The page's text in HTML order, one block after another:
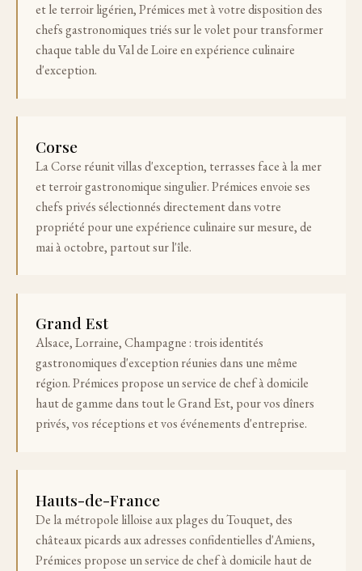
et le terroir ligérien, Prémices met à votre disposition des
chefs gastronomiques triés sur le volet pour transformer
chaque table du Val de Loire en expérience culinaire
d'exception.
Corse
La Corse réunit villas d'exception, terrasses face à la mer
et terroir gastronomique singulier. Prémices envoie ses
chefs privés sélectionnés directement dans votre
propriété pour une expérience culinaire sur mesure, de
mai à octobre, partout sur l'île.
Grand Est
Alsace, Lorraine, Champagne : trois identités
gastronomiques d'exception réunies dans une même
région. Prémices propose un service de chef à domicile
haut de gamme dans tout le Grand Est, pour vos dîners
privés, vos réceptions et vos événements d'entreprise.
Hauts-de-France
De la métropole lilloise aux plages du Touquet, des
châteaux picards aux adresses confidentielles d'Amiens,
Prémices propose un service de chef à domicile haut de